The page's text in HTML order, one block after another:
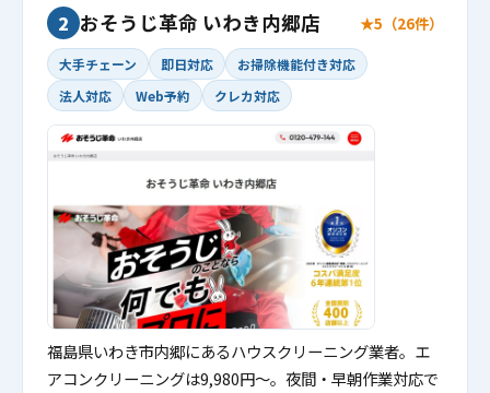
2 おそうじ革命 いわき内郷店 ★5（26件）
大手チェーン 即日対応
お掃除機能付き対応
法人対応
Web予約 クレカ対応
福島県いわき市内郷にあるハウスクリーニング業者。エ
アコンクリーニングは9,980円〜。夜間・早朝作業対応で